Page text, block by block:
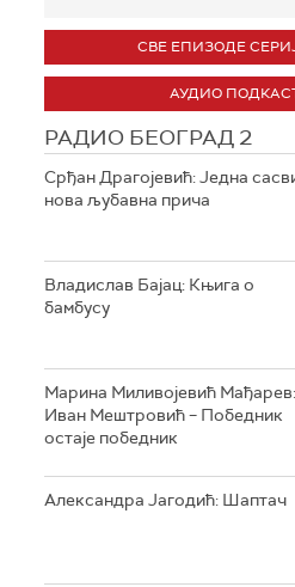
СВЕ ЕПИЗОДЕ
АУДИО
РАДИО БЕОГРАД 2
Срђан Драгојевић: Једна
нова љубавна прича
Владислав Бајац: Књига о
бамбусу
Марина Миливојевић Мађарев:
Иван Мештровић – Победник
остаје победник
Александра Јагодић: Шаптач